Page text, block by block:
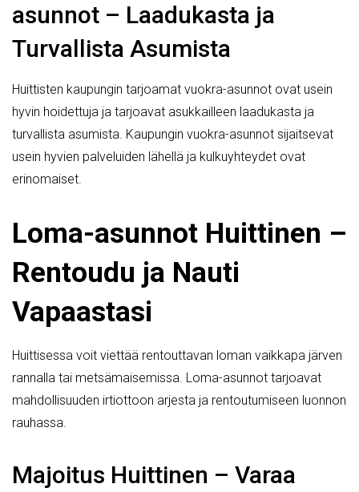
asunnot – Laadukasta ja
Turvallista Asumista
Huittisten kaupungin tarjoamat vuokra-asunnot ovat usein
hyvin hoidettuja ja tarjoavat asukkailleen laadukasta ja
turvallista asumista. Kaupungin vuokra-asunnot sijaitsevat
usein hyvien palveluiden lähellä ja kulkuyhteydet ovat
erinomaiset.
Loma-asunnot Huittinen –
Rentoudu ja Nauti
Vapaastasi
Huittisessa voit viettää rentouttavan loman vaikkapa järven
rannalla tai metsämaisemissa. Loma-asunnot tarjoavat
mahdollisuuden irtiottoon arjesta ja rentoutumiseen luonnon
rauhassa.
Majoitus Huittinen – Varaa